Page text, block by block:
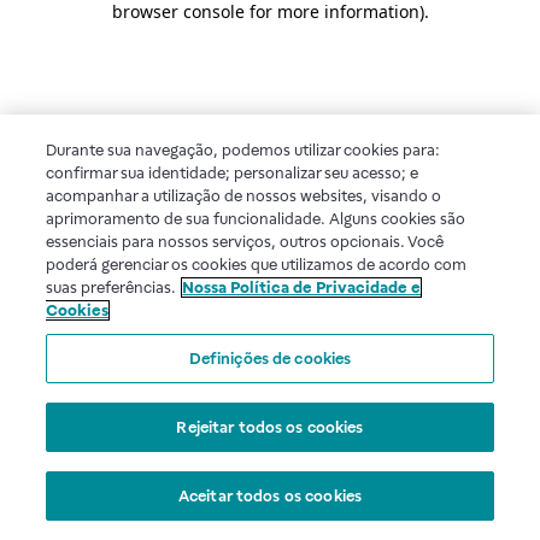
browser console for more information).
Durante sua navegação, podemos utilizar cookies para:
confirmar sua identidade; personalizar seu acesso; e
acompanhar a utilização de nossos websites, visando o
aprimoramento de sua funcionalidade. Alguns cookies são
essenciais para nossos serviços, outros opcionais. Você
poderá gerenciar os cookies que utilizamos de acordo com
suas preferências. Nossa Política de Privacidade e
Cookies
Definições de cookies
Rejeitar todos os cookies
Aceitar todos os cookies